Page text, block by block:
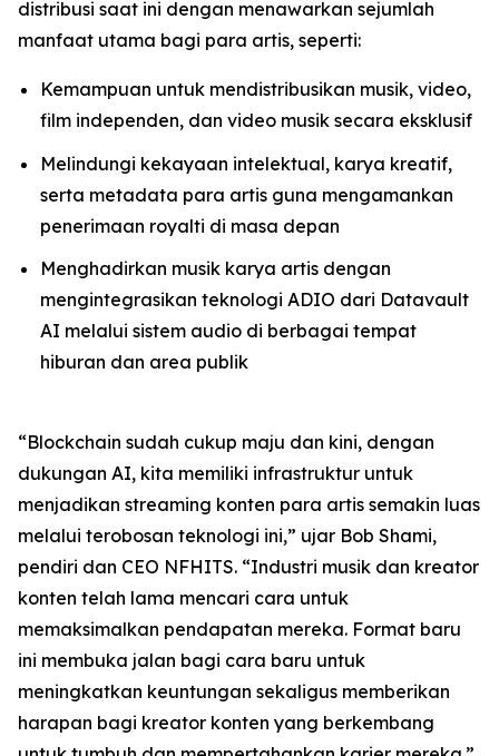
distribusi saat ini dengan menawarkan sejumlah
manfaat utama bagi para artis, seperti:
Kemampuan untuk mendistribusikan musik, video,
film independen, dan video musik secara eksklusif
Melindungi kekayaan intelektual, karya kreatif,
serta metadata para artis guna mengamankan
penerimaan royalti di masa depan
Menghadirkan musik karya artis dengan
mengintegrasikan teknologi ADIO dari Datavault
AI melalui sistem audio di berbagai tempat
hiburan dan area publik
“Blockchain sudah cukup maju dan kini, dengan
dukungan AI, kita memiliki infrastruktur untuk
menjadikan streaming konten para artis semakin luas
melalui terobosan teknologi ini,” ujar Bob Shami,
pendiri dan CEO NFHITS. “Industri musik dan kreator
konten telah lama mencari cara untuk
memaksimalkan pendapatan mereka. Format baru
ini membuka jalan bagi cara baru untuk
meningkatkan keuntungan sekaligus memberikan
harapan bagi kreator konten yang berkembang